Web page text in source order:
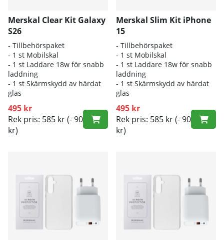
Merskal Clear Kit Galaxy
S26
- Tillbehörspaket
- 1 st Mobilskal
- 1 st Laddare 18w för snabb
laddning
- 1 st Skärmskydd av härdat
glas
495 kr
Rek pris: 585 kr(- 90
kr)
Merskal Slim Kit iPhone
15
- Tillbehörspaket
- 1 st Mobilskal
- 1 st Laddare 18w för snabb
laddning
- 1 st Skärmskydd av härdat
glas
495 kr
Rek pris: 585 kr(- 90
kr)